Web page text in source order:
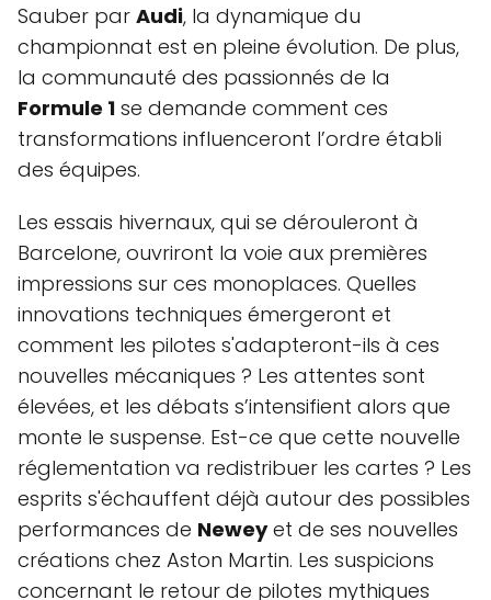
Sauber par Audi, la dynamique du
championnat est en pleine évolution. De plus,
la communauté des passionnés de la
Formule 1 se demande comment ces
transformations influenceront l’ordre établi
des équipes.
Les essais hivernaux, qui se dérouleront à
Barcelone, ouvriront la voie aux premières
impressions sur ces monoplaces. Quelles
innovations techniques émergeront et
comment les pilotes s'adapteront-ils à ces
nouvelles mécaniques ? Les attentes sont
élevées, et les débats s’intensifient alors que
monte le suspense. Est-ce que cette nouvelle
réglementation va redistribuer les cartes ? Les
esprits s'échauffent déjà autour des possibles
performances de Neweyet de ses nouvelles
créations chez Aston Martin. Les suspicions
concernant le retour de pilotes mythiques